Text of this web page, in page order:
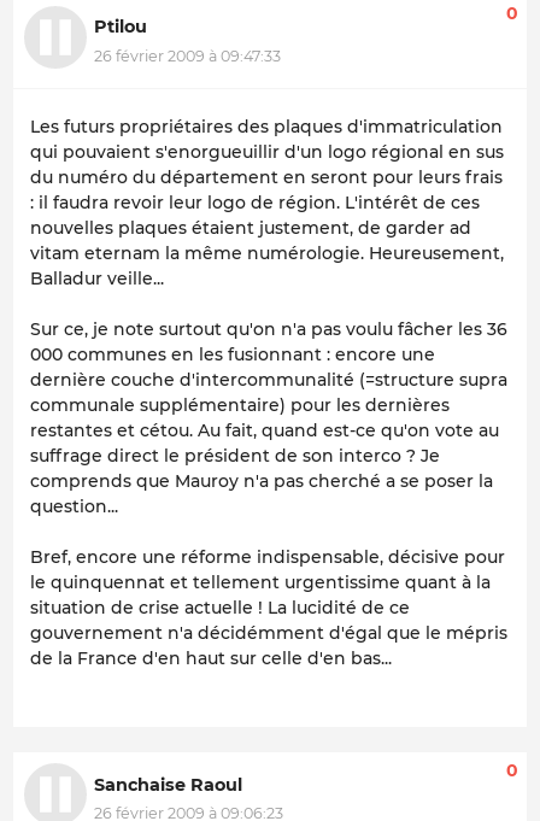
Ptilou
26 février 2009 à 09:47:33
0
Les futurs propriétaires des plaques d'immatriculation
qui pouvaient s'enorgueuillir d'un logo régional en sus
du numéro du département en seront pour leurs frais
: il faudra revoir leur logo de région. L'intérêt de ces
nouvelles plaques étaient justement, de garder ad
vitam eternam la même numérologie. Heureusement,
Balladur veille...
Sur ce, je note surtout qu'on n'a pas voulu fâcher les 36
000 communes en les fusionnant : encore une
dernière couche d'intercommunalité (=structure supra
communale supplémentaire) pour les dernières
restantes et cétou. Au fait, quand est-ce qu'on vote au
suffrage direct le président de son interco ? Je
comprends que Mauroy n'a pas cherché a se poser la
question...
Bref, encore une réforme indispensable, décisive pour
le quinquennat et tellement urgentissime quant à la
situation de crise actuelle ! La lucidité de ce
gouvernement n'a décidémment d'égal que le mépris
de la France d'en haut sur celle d'en bas...
Sanchaise Raoul
26 février 2009 à 09:06:23
0